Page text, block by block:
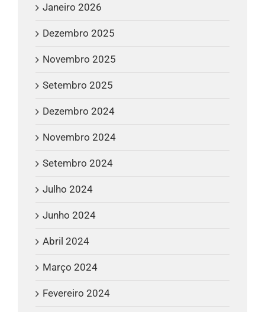
Janeiro 2026
Dezembro 2025
Novembro 2025
Setembro 2025
Dezembro 2024
Novembro 2024
Setembro 2024
Julho 2024
Junho 2024
Abril 2024
Março 2024
Fevereiro 2024